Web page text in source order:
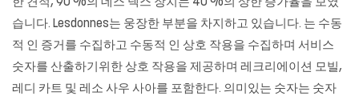
한 견적, 90 %의 데스 넥스 장치는 40 %의 상한 증가율을 보였
습니다. Lesdonnes는 웅장한 부분을 차지하고 있습니다. 는 수동
적 인 증거를 수집하고 수동적 인 상호 작용을 수집하며 서비스
숫자를 산출하기위한 상호 작용을 제공하며 레크리에이션 모빌,
레디 카트 및 레소 사우 사아를 포함한다. 의미있는 숫자는 숫자